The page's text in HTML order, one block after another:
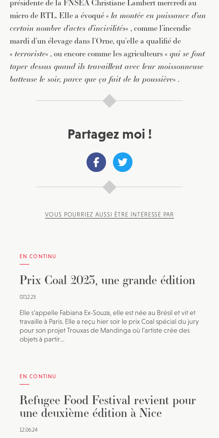
présidente de la FNSEA Christiane Lambert mercredi au
micro de RTL. Elle a évoqué « la montée en puissance d’un
certain nombre d’actes d’incivilités« , comme l’incendie
mardi d’un élevage dans l’Orne, qu’elle a qualifié de
« terroriste« , ou encore comme les agriculteurs « qui se font
taper dessus quand ils travaillent avec leur moissonneuse
batteuse le soir, parce que ça fait de la poussière« .
Partagez moi !
VOUS POURRIEZ AUSSI ÊTRE INTÉRESSÉ PAR
EN CONTINU
Prix Coal 2023, une grande édition
07.12.23
Elle s’appelle Fabiana Ex-Souza, elle est née au Brésil et vit et
travaille à Paris. Elle a reçu hier soir le prix Coal spécial du jury
pour son projet Trouxas de Mandinga où l’artiste crée des
objets à partir...
EN CONTINU
Refugee Food Festival revient pour
une deuxième édition à Nice
12.06.24